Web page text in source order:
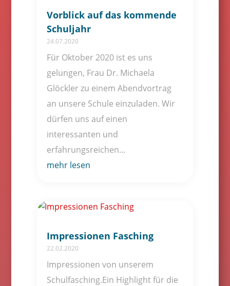
Vorblick auf das kommende
Schuljahr
24.07.2020
Für Oktober 2020 ist es uns
gelungen, Frau Dr. Michaela
Glöckler zu einem Abendvortrag
an unsere Schule einzuladen. Wir
dürfen uns auf einen
interessanten und
erfahrungsreichen...
mehr lesen
Impressionen Fasching
22.02.2020
Impressionen von unserem
Schulfasching.Ein Highlight für die